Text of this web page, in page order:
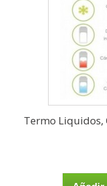
Termo Liquidos,